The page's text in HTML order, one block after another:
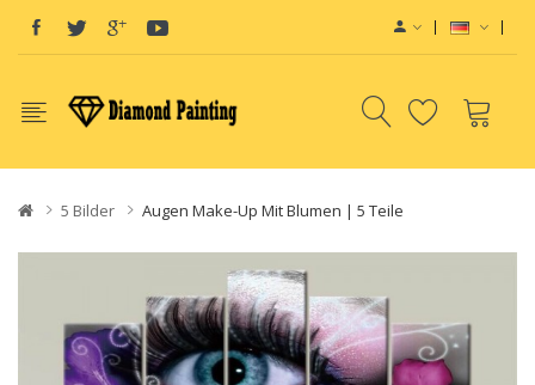
5 Bilder Augen Make-Up Mit Blumen | 5 Teile